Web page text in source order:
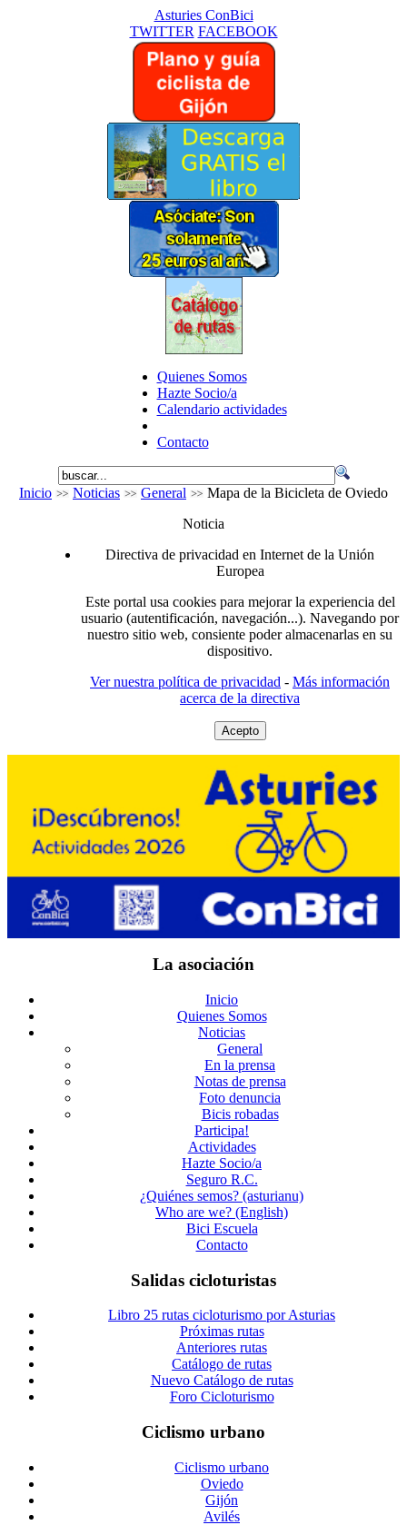
Asturies ConBici
TWITTER FACEBOOK
Quienes Somos
Hazte Socio/a
Calendario actividades
Contacto
Inicio Noticias General
Mapa de la Bicicleta de Oviedo
Noticia
Directiva de privacidad en Internet de la Unión
Europea
Este portal usa cookies para mejorar la experiencia del
usuario (autentificación, navegación...). Navegando por
nuestro sitio web, consiente poder almacenarlas en su
dispositivo.
Ver nuestra política de privacidad - Más información
acerca de la directiva
Acepto
La asociación
Inicio
Quienes Somos
Noticias
General
En la prensa
Notas de prensa
Foto denuncia
Bicis robadas
Participa!
Actividades
Hazte Socio/a
Seguro R.C.
¿Quiénes semos? (asturianu)
Who are we? (English)
Bici Escuela
Contacto
Salidas cicloturistas
Libro 25 rutas cicloturismo por Asturias
Próximas rutas
Anteriores rutas
Catálogo de rutas
Nuevo Catálogo de rutas
Foro Cicloturismo
Ciclismo urbano
Ciclismo urbano
Oviedo
Gijón
Avilés